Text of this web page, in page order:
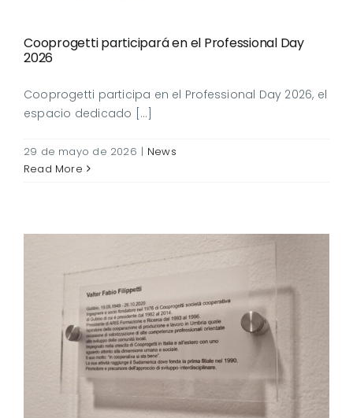
Cooprogetti participará en el Professional Day
2026
Cooprogetti participa en el Professional Day 2026, el
espacio dedicado [...]
29 de mayo de 2026 | News
Read More
La sala informática de la
sede de Aris Formazione
Ricerca en Perugia,
dedicada a Valter Fabio
Filippetti